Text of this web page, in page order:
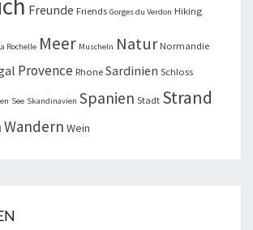
Freunde Friends Gorges du Verdon Hiking
Rochelle Meer Muscheln Natur Normandie
Provence Rhone Sardinien Schloss
See Skandinavien Spanien Stadt Strand
Wandern Wein